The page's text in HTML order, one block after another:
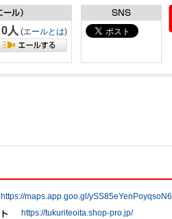
0人 (エールとは)
https://maps.app.goo.gl/ySS85eYenPoyqsoN6
https://tukuriteoita.shop-pro.jp/